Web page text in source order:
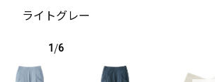
ライトグレー
1/6